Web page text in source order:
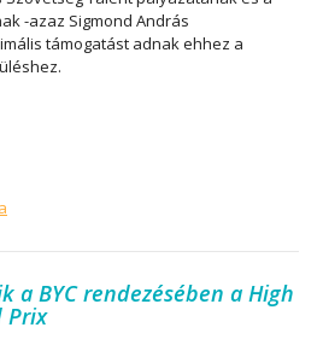
-azaz Sigmond András
támogatást adnak ehhez a
a BYC rendezésében a High
Prix